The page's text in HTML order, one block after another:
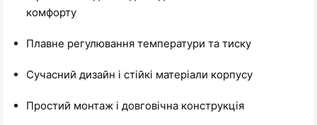
комфорту
Плавне регулювання температури та тиску
Сучасний дизайн і стійкі матеріали корпусу
Простий монтаж і довговічна конструкція